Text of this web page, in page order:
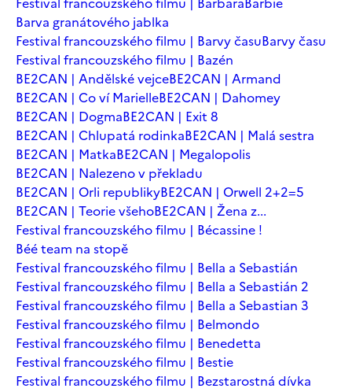
Barva granátového jablka
Festival francouzského filmu | Barvy časuBarvy času
Festival francouzského filmu | Bazén
BE2CAN | Andělské vejceBE2CAN | Armand
BE2CAN | Co ví MarielleBE2CAN | Dahomey
BE2CAN | DogmaBE2CAN | Exit 8
BE2CAN | Chlupatá rodinkaBE2CAN | Malá sestra
BE2CAN | MatkaBE2CAN | Megalopolis
BE2CAN | Nalezeno v překladu
BE2CAN | Orli republikyBE2CAN | Orwell 2+2=5
BE2CAN | Teorie všehoBE2CAN | Žena z...
Festival francouzského filmu | Bécassine !
Béé team na stopě
Festival francouzského filmu | Bella a Sebastián
Festival francouzského filmu | Bella a Sebastián 2
Festival francouzského filmu | Bella a Sebastian 3
Festival francouzského filmu | Belmondo
Festival francouzského filmu | Benedetta
Festival francouzského filmu | Bestie
Festival francouzského filmu | Bezstarostná dívka